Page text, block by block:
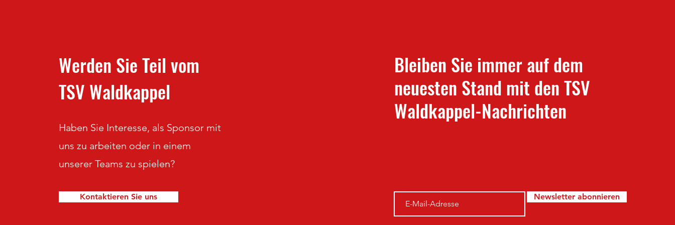
Werden Sie Teil vom
TSV Waldkappel
Haben Sie Interesse, als Sponsor mit
uns zu arbeiten oder in einem
unserer Teams zu spielen?
Kontaktieren Sie uns
Bleiben Sie immer auf dem
neuesten Stand mit den TSV
Waldkappel-Nachrichten
Newsletter abonnieren